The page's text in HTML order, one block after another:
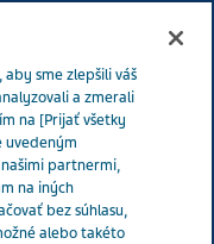
môžete veriť
veriť
sme zlepšili váš
a zmerali
na [Prijať všetky
uvedeným
partnermi,
na iných
bez súhlasu,
alebo takéto